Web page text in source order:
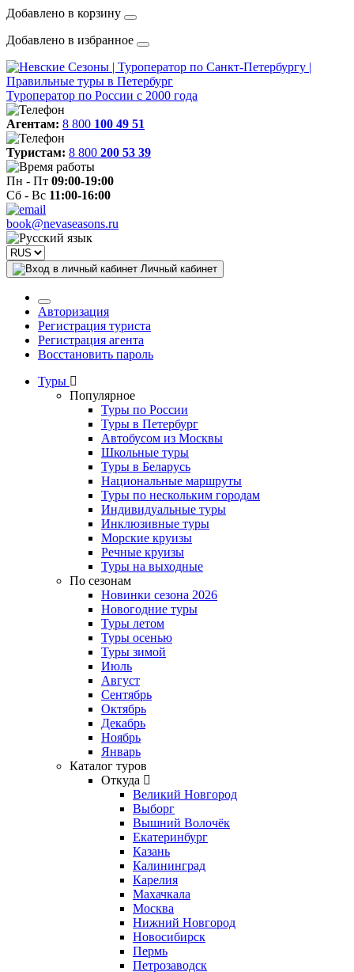
Добавлено в корзину
Добавлено в избранное
Туроператор по России с 2000 года
Агентам: 8 800 100 49 51
Туристам: 8 800 200 53 39
Пн - Пт 09:00-19:00
Сб - Вс 11:00-16:00
book@nevaseasons.ru
Личный кабинет
Авторизация
Регистрация туриста
Регистрация агента
Восстановить пароль
Туры
Популярное
Туры по России
Туры в Петербург
Автобусом из Москвы
Школьные туры
Туры в Беларусь
Национальные маршруты
Туры по нескольким городам
Индивидуальные туры
Инклюзивные туры
Морские круизы
Речные круизы
Туры на выходные
По сезонам
Новинки сезона 2026
Новогодние туры
Туры летом
Туры осенью
Туры зимой
Июль
Август
Сентябрь
Октябрь
Декабрь
Ноябрь
Январь
Каталог туров
Откуда
Великий Новгород
Выборг
Вышний Волочёк
Екатеринбург
Казань
Калининград
Карелия
Махачкала
Москва
Нижний Новгород
Новосибирск
Пермь
Петрозаводск